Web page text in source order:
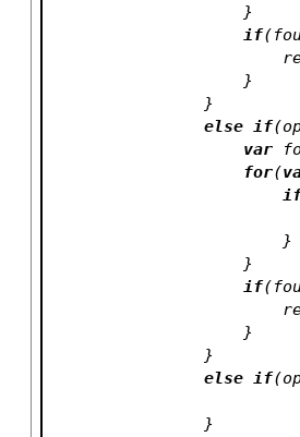
                    }
if
                    }
                }
else
if
var
for(
                        }
                    }
if
                    }
                }
else
if
                }